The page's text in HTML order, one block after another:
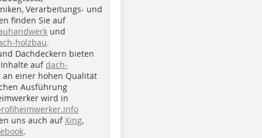
Verarbeitungs- und
finden Sie auf
und
holzbau.
Dachdeckern bieten
Inhalte auf dach-
an einer hohen Qualität
Ausführung
wird in
uns auch aufXing,
.